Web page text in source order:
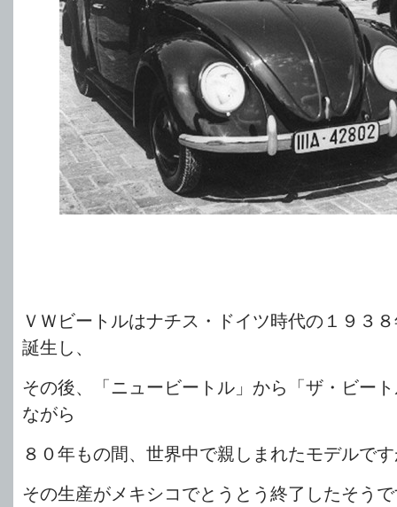
ＶＷビートルはナチス・ドイツ時代の１９３
誕生し、
その後、「ニュービートル」から「ザ・ビー
ながら
８０年もの間、世界中で親しまれたモデルで
その生産がメキシコでとうとう終了したそう